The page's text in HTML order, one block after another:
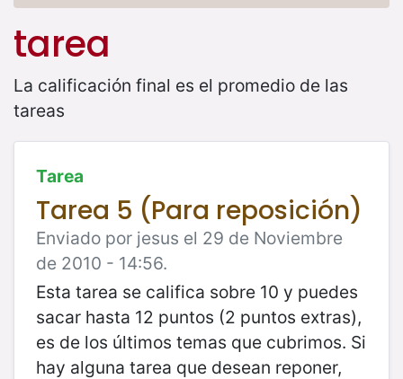
tarea
La calificación final es el promedio de las
tareas
Tarea
Tarea 5 (Para reposición)
Enviado por jesus el 29 de Noviembre
de 2010 - 14:56.
Esta tarea se califica sobre 10 y puedes
sacar hasta 12 puntos (2 puntos extras),
es de los últimos temas que cubrimos. Si
hay alguna tarea que desean reponer,